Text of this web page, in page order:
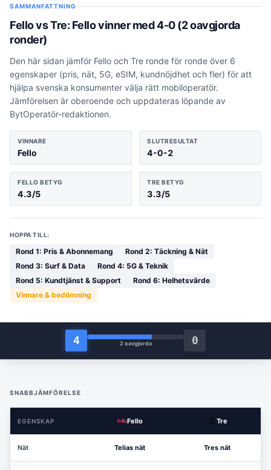
SAMMANFATTNING
FellovsTre: Fello vinnermed4-0(2 oavgjorda
ronder)
Den här sidan jämför Fello och Tre ronde för ronde över 6
egenskaper (pris, nät, 5G, eSIM, kundnöjdhet och fler) för att
hjälpa svenska konsumenter välja rätt mobiloperatör.
Jämförelsen är oberoende och uppdateras löpande av
BytOperatör-redaktionen.
VINNARE
Fello
SLUTRESULTAT
4-0-2
FELLO BETYG
4.3/5
TRE BETYG
3.3/5
HOPPA TILL:
Rond 1: Pris & Abonnemang Rond 2: Täckning & Nät
Rond 3: Surf & Data Rond 4: 5G & Teknik
Rond 5: Kundtjänst & Support Rond 6: Helhetsvärde
Vinnare & bedömning
4 2 oavgjorda 0
SNABBJÄMFÖRELSE
EGENSKAP Fello Tre
Nät Telias nät Tres nät